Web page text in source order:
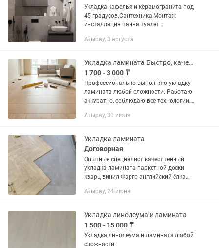
Укладка кафелья и керамогранита под
45 градусов.Сантехника.Монтаж
инсталляция ванна туалет
Атырау, 3 августа
Укладка ламината Быстро, качественно, недорого
1 700 - 3 000 ₸
Профессионально выполняю укладку
ламината любой сложности. Работаю
аккуратно, соблюдаю все технологии,
✔ Укладка ламината ✔ Монтаж
Атырау, 30 июля
Укладка ламината
Договорная
Опытные специалист качественный
укладка ламината паркетной доски
кварц винил Фарго английский ёлка
роботы адрес ЖК заман софе бум там
Атырау, 24 июня
Укладка линолеума и ламината
1 500 - 15 000 ₸
Укладка линолеума и ламината любой
сложности